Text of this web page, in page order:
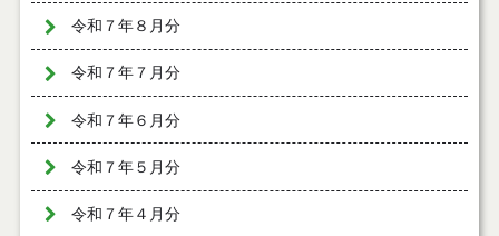
令和７年８月分
令和７年７月分
令和７年６月分
令和７年５月分
令和７年４月分